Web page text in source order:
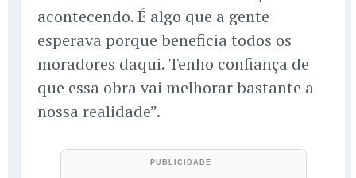
acontecendo. É algo que a gente
esperava porque beneficia todos os
moradores daqui. Tenho confiança de
que essa obra vai melhorar bastante a
nossa realidade”.